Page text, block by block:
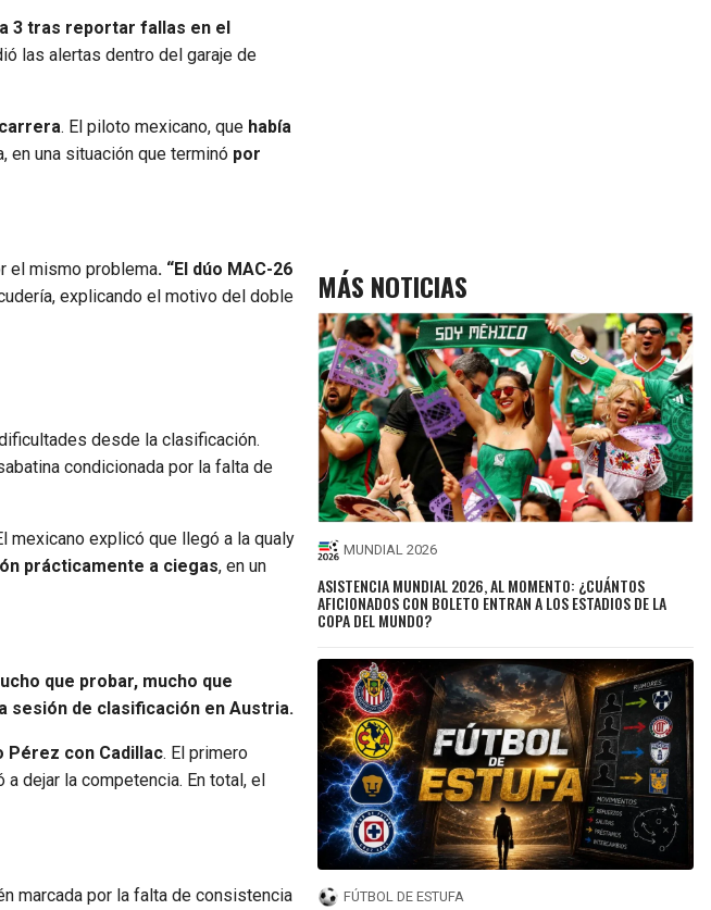
3 tras reportar fallas en el
las alertas dentro del garaje de
. El piloto mexicano, que había
en una situación que terminó por
el mismo problema. “El dúo MAC-26
explicando el motivo del doble
desde la clasificación.
condicionada por la falta de
mexicano explicó que llegó a la qualy
prácticamente a ciegas, en un
que probar, mucho que
sesión de clasificación en Austria.
Pérez con Cadillac. El primero
a dejar la competencia. En total, el
marcada por la falta de consistencia
MÁS NOTICIAS
MUNDIAL 2026
ASISTENCIA MUNDIAL 2026, AL MOMENTO: ¿CUÁNTOS
AFICIONADOS CON BOLETO ENTRAN A LOS ESTADIOS DE LA
COPA DEL MUNDO?
FÚTBOL DE ESTUFA